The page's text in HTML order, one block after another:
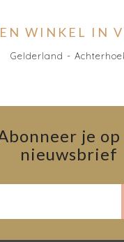
WINKEL IN
Gelderland -
je op
nieuwsbrief